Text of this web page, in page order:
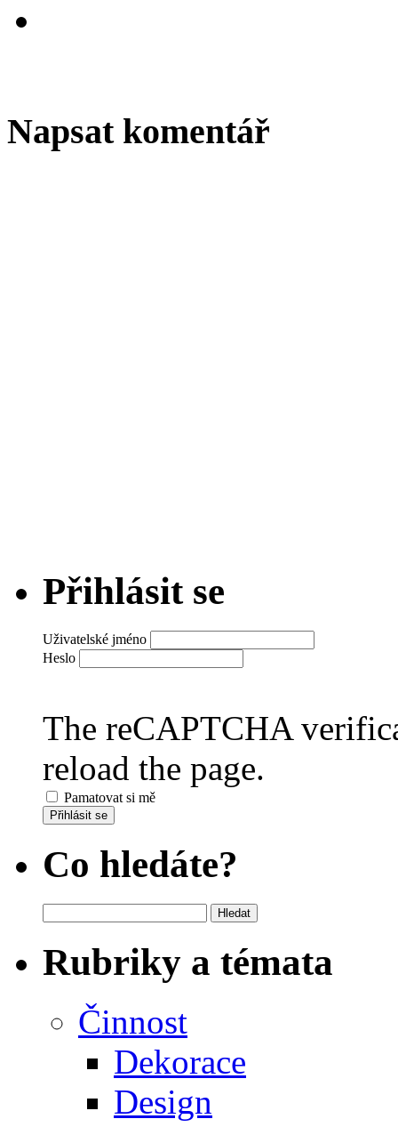
Napsat komentář
Přihlásit se
Uživatelské jméno
Heslo
The reCAPTCHA
reload the page.
Pamatovat si mě
Přihlásit se
Co hledáte?
Rubriky a témata
Činnost
Dekorace
Design